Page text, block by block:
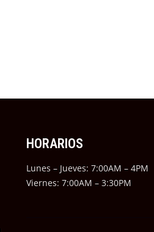
HORARIOS
Lunes – Jueves: 7:00AM – 4PM
Viernes: 7:00AM – 3:30PM